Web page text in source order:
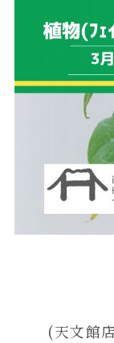
(天文館